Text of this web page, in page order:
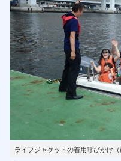
ライフジャケットの着用呼びかけ